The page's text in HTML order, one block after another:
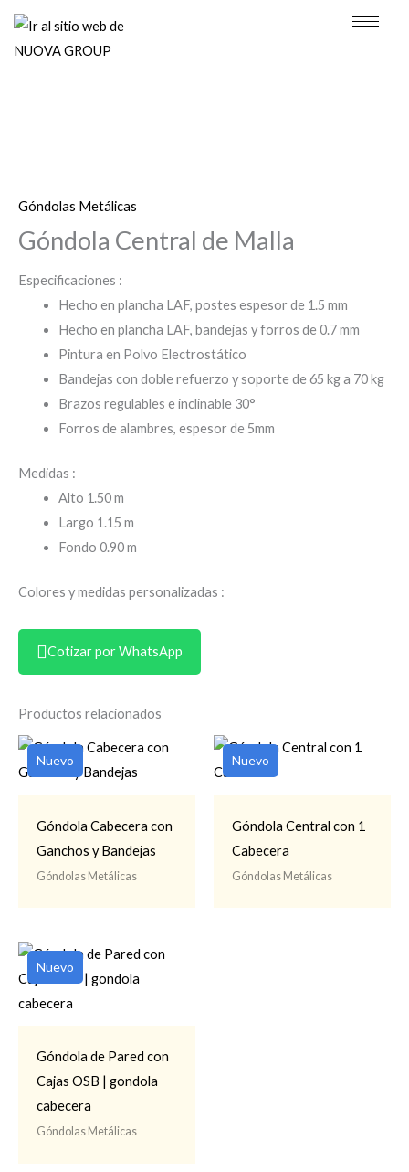
contenido
Góndolas Metálicas
Góndola Central de Malla
Especificaciones :
Hecho en plancha LAF, postes espesor de 1.5 mm
Hecho en plancha LAF, bandejas y forros de 0.7 mm
Pintura en Polvo Electrostático
Bandejas con doble refuerzo y soporte de 65 kg a 70 kg
Brazos regulables e inclinable 30°
Forros de alambres, espesor de 5mm
Medidas :
Alto 1.50 m
Largo 1.15 m
Fondo 0.90 m
Colores y medidas personalizadas :
Cotizar por WhatsApp
Productos relacionados
Nuevo
Góndola Cabecera con
Ganchos y Bandejas
Góndolas Metálicas
Nuevo
Góndola Central con 1
Cabecera
Góndolas Metálicas
Nuevo
Góndola de Pared con
Cajas OSB | gondola
cabecera
Góndolas Metálicas